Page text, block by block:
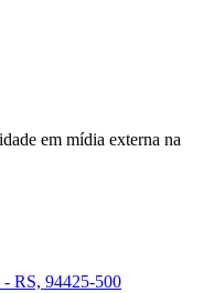
em mídia externa na
RS, 94425-500